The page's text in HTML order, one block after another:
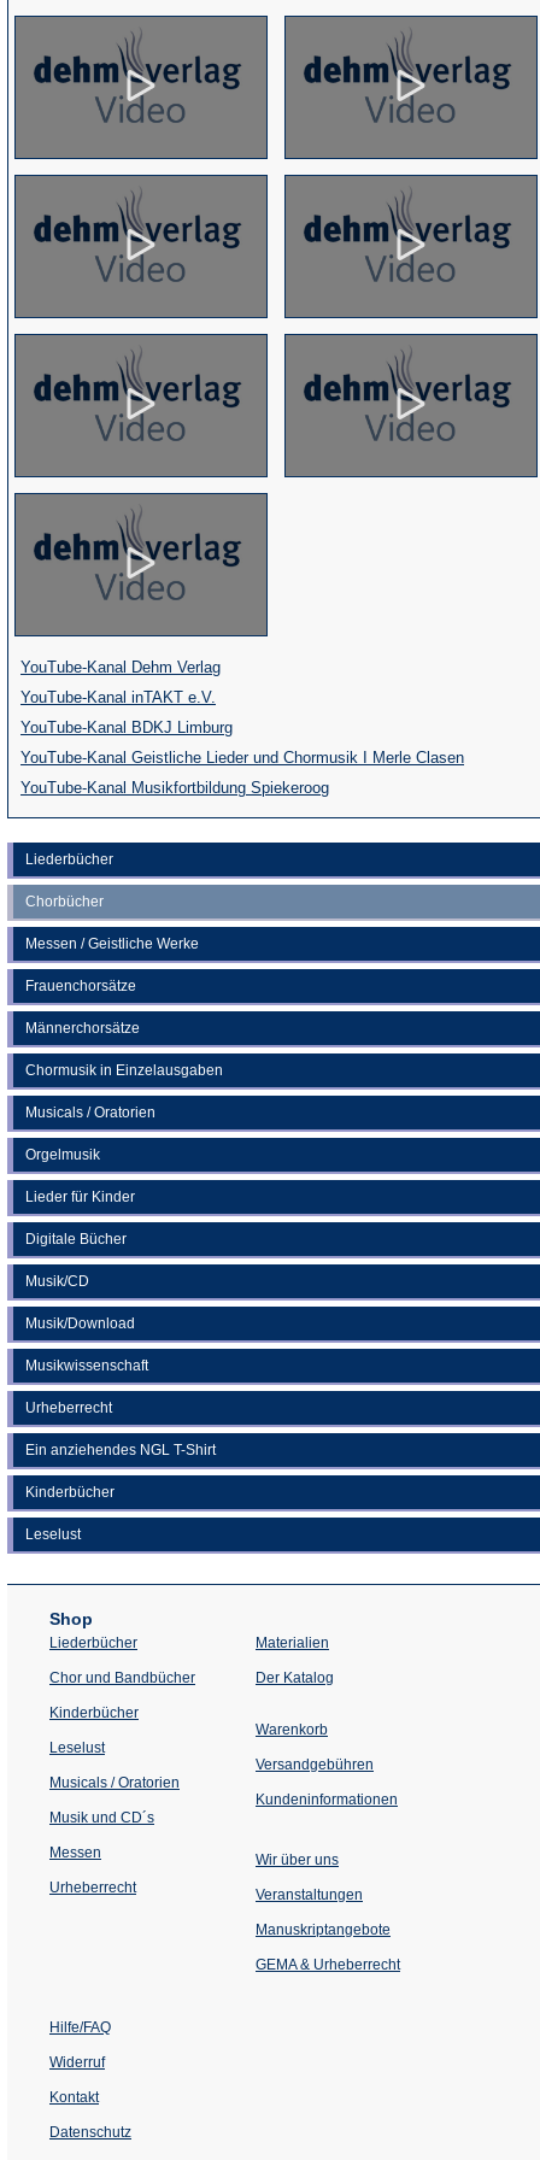
Liederbücher
Chorbücher
Messen / Geistliche Werke
Frauenchorsätze
Männerchorsätze
Chormusik in Einzelausgaben
Musicals / Oratorien
Orgelmusik
Lieder für Kinder
Digitale Bücher
Musik/CD
Musik/Download
Musikwissenschaft
Urheberrecht
Ein anziehendes NGL T-Shirt
Kinderbücher
Leselust
YouTube-Kanal Dehm Verlag(Öffnet
einem
neuen
Tab)
YouTube-Kanal inTAKT e.V.
in
einem
neuen
Tab)
YouTube-Kanal BDKJ Limburg(Öffnet
in
einem
neuen
Tab)
YouTube-Kanal Geistliche Lieder und Chormusik I Merle Clasen(Öffnet
einem
neuen
Tab)
YouTube-Kanal Musikfortbildung Spiekeroog(Öffnet
in
einem
neuen
Shop
Liederbücher
Chor und Bandbücher
Kinderbücher
Leselust
Musicals / Oratorien
Musik und CD´s
Messen
Urheberrecht
Materialien
Der Katalog
Warenkorb
Versandgebühren
Kundeninformationen
Wir über uns
Veranstaltungen
einem
Tab)
Manuskriptangebote
GEMA & Urheberrecht
Hilfe/FAQ
Widerruf
Kontakt
Datenschutz